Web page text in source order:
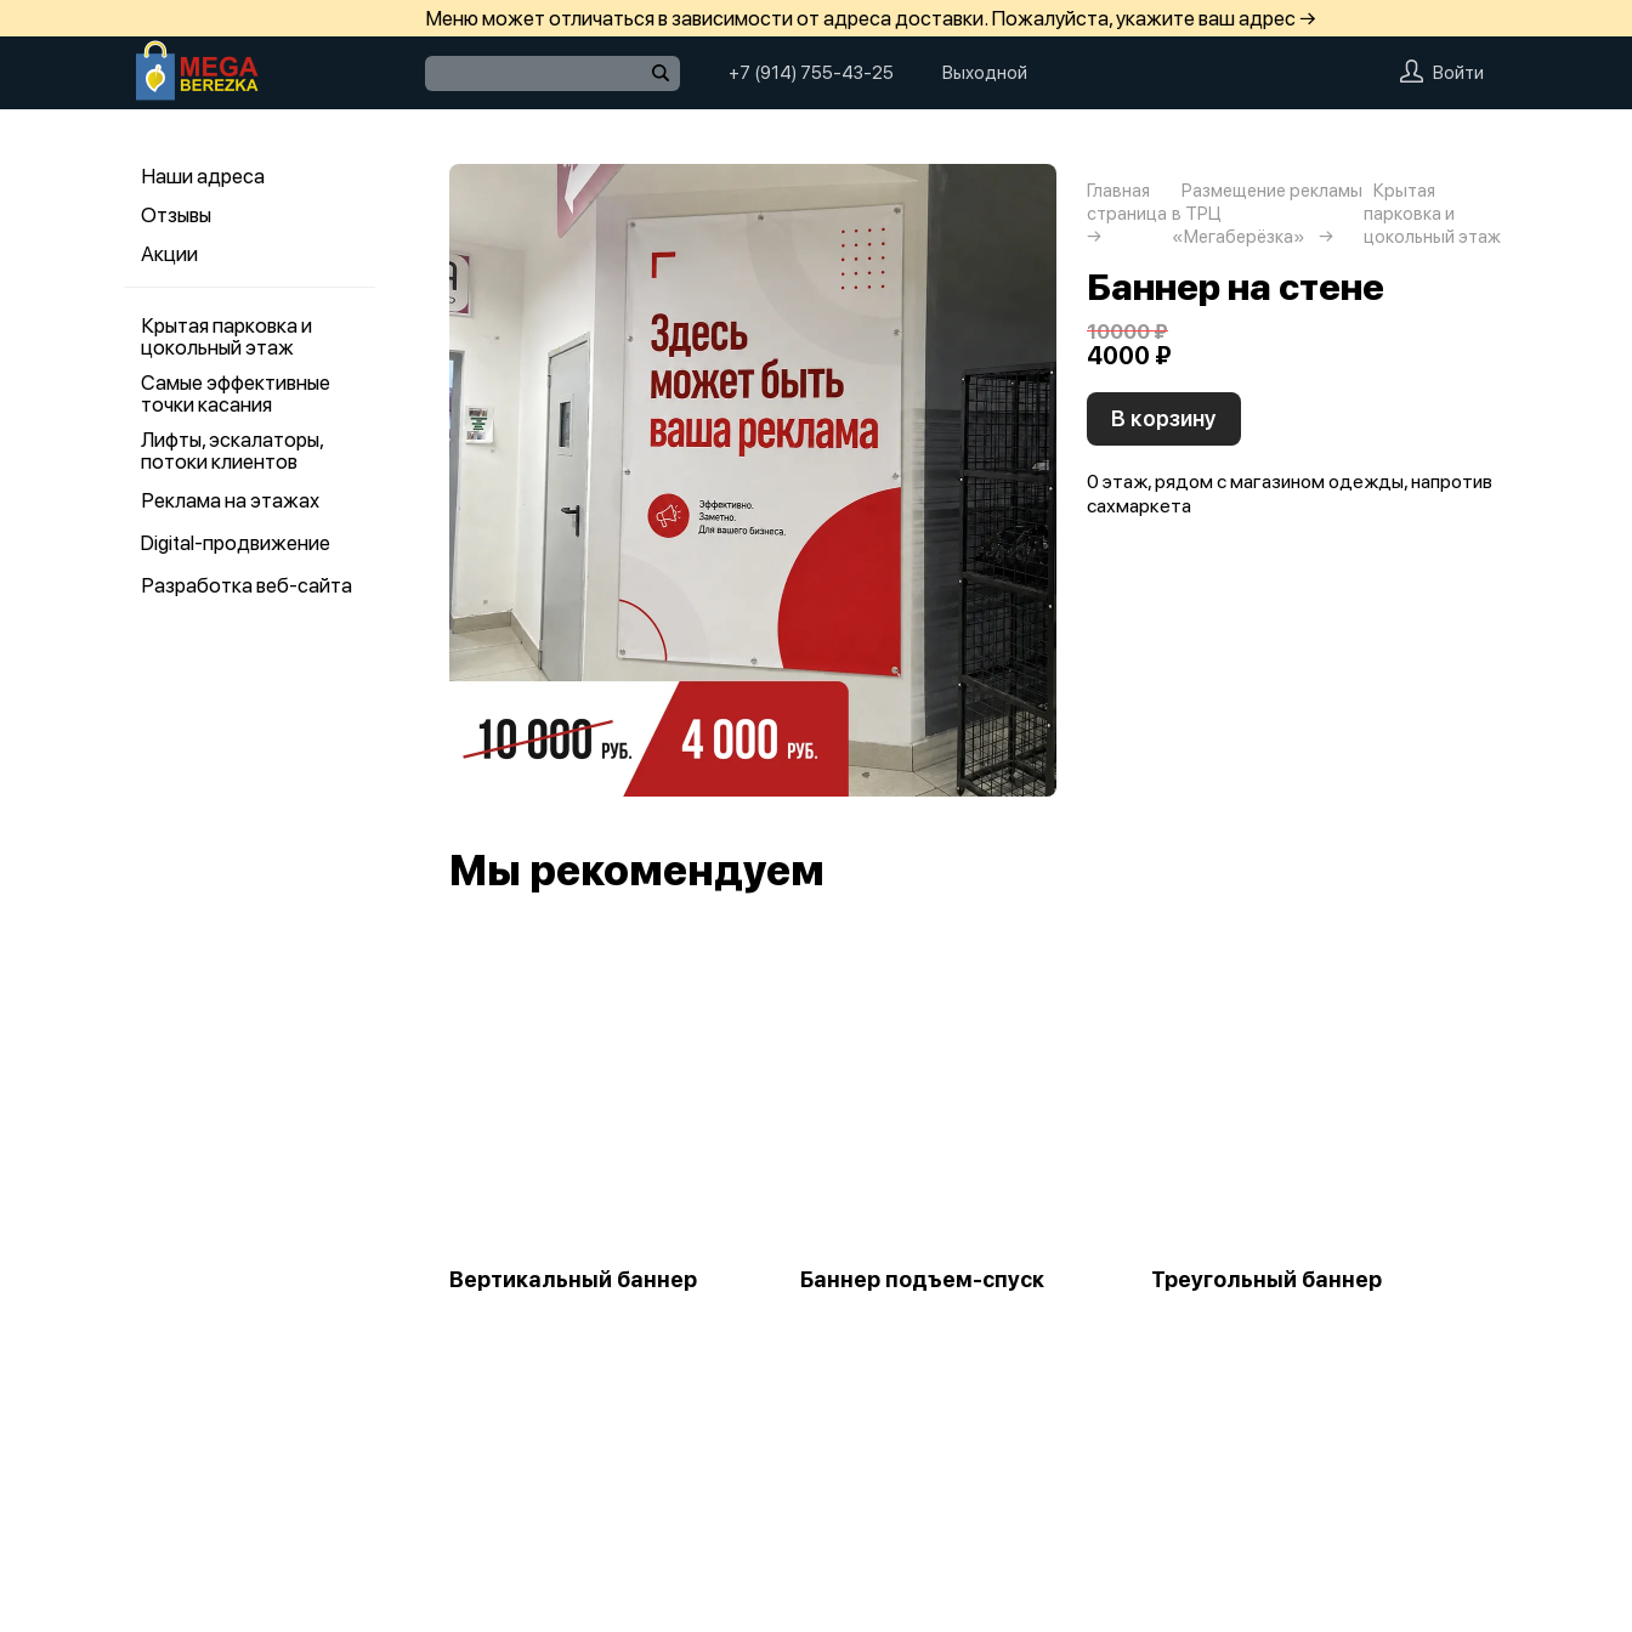
Меню может отличаться в зависимости от адреса доставки. Пожалуйста, укажите ваш адрес →
+7 (914) 755-43-25 Выходной Войти
Наши адреса
Отзывы
Акции
Крытая парковка и
цокольный этаж
Самые эффективные
точки касания
Лифты, эскалаторы,
потоки клиентов
Реклама на этажах
Digital-продвижение
Разработка веб-сайта
Главная
страница
Размещение рекламы
в ТРЦ
«Мегаберёзка»
Крытая
парковка и
цокольный этаж
Баннер на стене
10000 ₽
4000 ₽
В корзину
0 этаж, рядом с магазином одежды, напротив
сахмаркета
Мы рекомендуем
Вертикальный баннер Баннер подъем-спуск Треугольный баннер